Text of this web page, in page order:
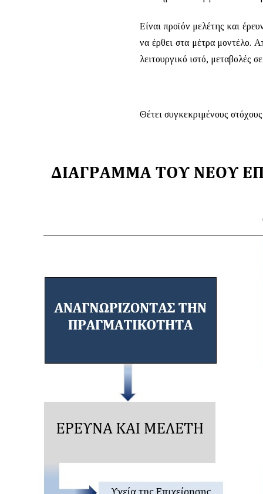
Είναι προϊόν μελέτης και
να έρθει στα μέτρα μοντέλο.
λειτουργικό ιστό, μεταβολές
Θέτει συγκεκριμένους